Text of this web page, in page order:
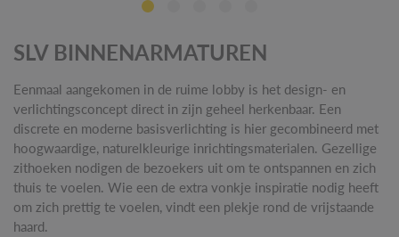
SLV BINNENARMATUREN
Eenmaal aangekomen in de ruime lobby is het design- en
verlichtingsconcept direct in zijn geheel herkenbaar. Een
discrete en moderne basisverlichting is hier gecombineerd met
hoogwaardige, naturelkleurige inrichtingsmaterialen. Gezellige
zithoeken nodigen de bezoekers uit om te ontspannen en zich
thuis te voelen. Wie een de extra vonkje inspiratie nodig heeft
om zich prettig te voelen, vindt een plekje rond de vrijstaande
haard.